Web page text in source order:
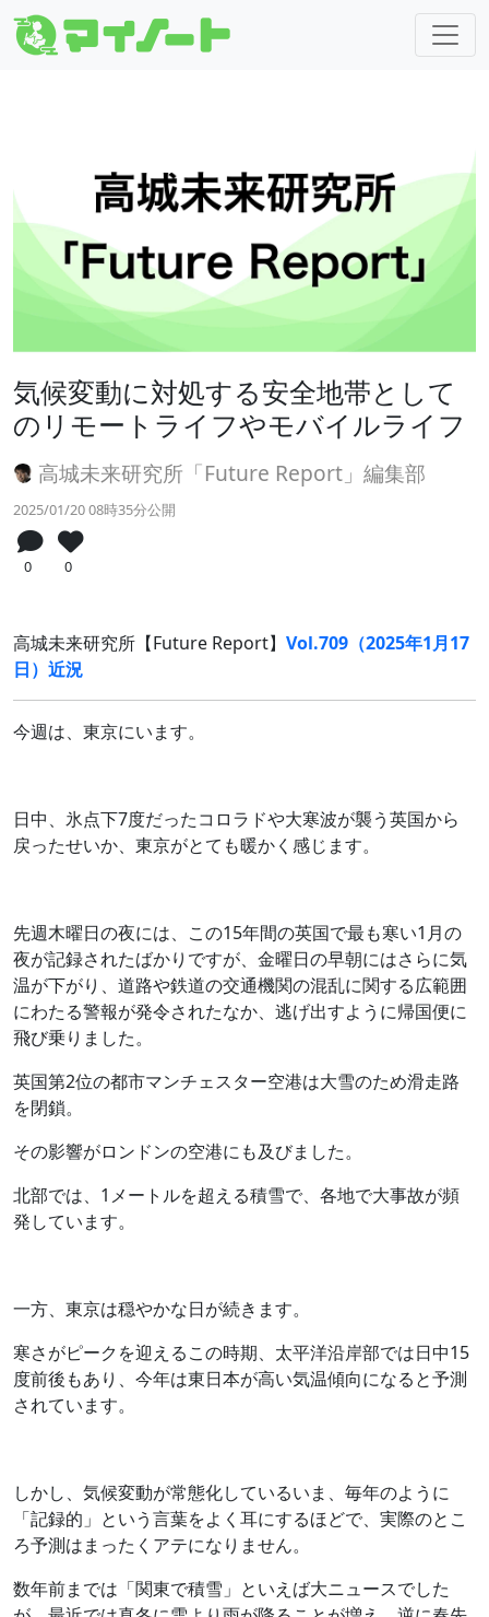
気候変動に対処する安全地帯として
のリモートライフやモバイルライフ
高城未来研究所「Future Report」編集部
2025/01/20 08時35分公開
0 0
高城未来研究所【Future Report】 Vol.709（2025年1月17
日）近況
今週は、東京にいます。
日中、氷点下7度だったコロラドや大寒波が襲う英国から
戻ったせいか、東京がとても暖かく感じます。
先週木曜日の夜には、この15年間の英国で最も寒い1月の
夜が記録されたばかりですが、金曜日の早朝にはさらに気
温が下がり、道路や鉄道の交通機関の混乱に関する広範囲
にわたる警報が発令されたなか、逃げ出すように帰国便に
飛び乗りました。
英国第2位の都市マンチェスター空港は大雪のため滑走路
を閉鎖。
その影響がロンドンの空港にも及びました。
北部では、1メートルを超える積雪で、各地で大事故が頻
発しています。
一方、東京は穏やかな日が続きます。
寒さがピークを迎えるこの時期、太平洋沿岸部では日中15
度前後もあり、今年は東日本が高い気温傾向になると予測
されています。
しかし、気候変動が常態化しているいま、毎年のように
「記録的」という言葉をよく耳にするほどで、実際のとこ
ろ予測はまったくアテになりません。
数年前までは「関東で積雪」といえば大ニュースでした